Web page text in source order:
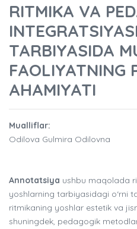
RITMIKA VA
TARBIYASIDA
FAOLIYATNING
AHAMIYATI
Mualliflar:
Odilova Gulmira Odilovna
Annotatsiya ushbu maqolada
yoshlarning tarbiyasidagi o‘rni
ritmikaning yoshlar estetik va
shuningdek, pedagogik